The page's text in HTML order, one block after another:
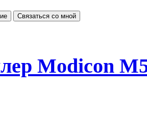
Связаться со мной
Modicon